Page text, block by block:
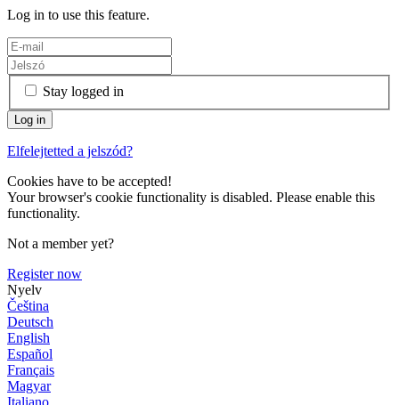
Log in to use this feature.
Stay logged in
Elfelejtetted a jelszód?
Cookies have to be accepted!
Your browser's cookie functionality is disabled. Please enable this
functionality.
Not a member yet?
Register now
Nyelv
Čeština
Deutsch
English
Español
Français
Magyar
Italiano